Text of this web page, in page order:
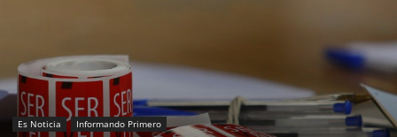
Es Noticia Informando Primero